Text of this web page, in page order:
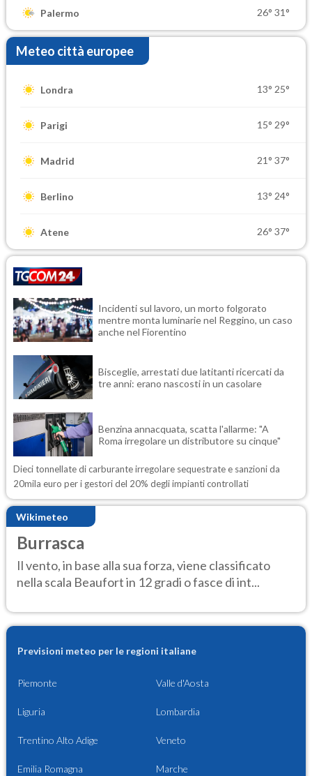
Palermo 26° 31°
Meteo città europee
Londra 13° 25°
Parigi 15° 29°
Madrid 21° 37°
Berlino 13° 24°
Atene 26° 37°
Incidenti sul lavoro, un morto folgorato
mentre monta luminarie nel Reggino, un caso
anche nel Fiorentino
Bisceglie, arrestati due latitanti ricercati da
tre anni: erano nascosti in un casolare
Benzina annacquata, scatta l'allarme: "A
Roma irregolare un distributore su cinque"
Dieci tonnellate di carburante irregolare sequestrate e sanzioni da
20mila euro per i gestori del 20% degli impianti controllati
Wikimeteo
Burrasca
Il vento, in base alla sua forza, viene classificato
nella scala Beaufort in 12 gradi o fasce di int...
Previsioni meteo per le regioni italiane
Piemonte Valle d'Aosta
Liguria Lombardia
Trentino Alto Adige Veneto
Emilia Romagna Marche